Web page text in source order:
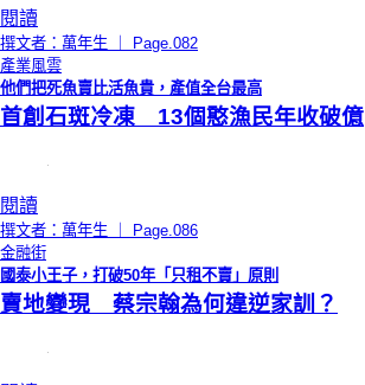
閱讀
撰文者：萬年生 ｜ Page.082
產業風雲
他們把死魚賣比活魚貴，產值全台最高
首創石斑冷凍 13個憨漁民年收破億
閱讀
撰文者：萬年生 ｜ Page.086
金融街
國泰小王子，打破50年「只租不賣」原則
賣地變現 蔡宗翰為何違逆家訓？